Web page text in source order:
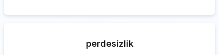
perdesizlik